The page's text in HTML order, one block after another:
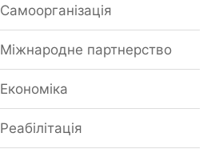
Самоорганізація
Міжнародне партнерство
Економіка
Реабілітація